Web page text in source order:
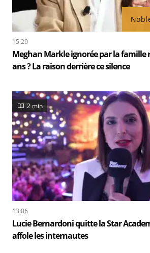
15:29
Meghan Markle ignorée par la famille
ans ? La raison derrière ce silence
2 min
13:06
Lucie Bernardoni quitte la Star
affole les internautes